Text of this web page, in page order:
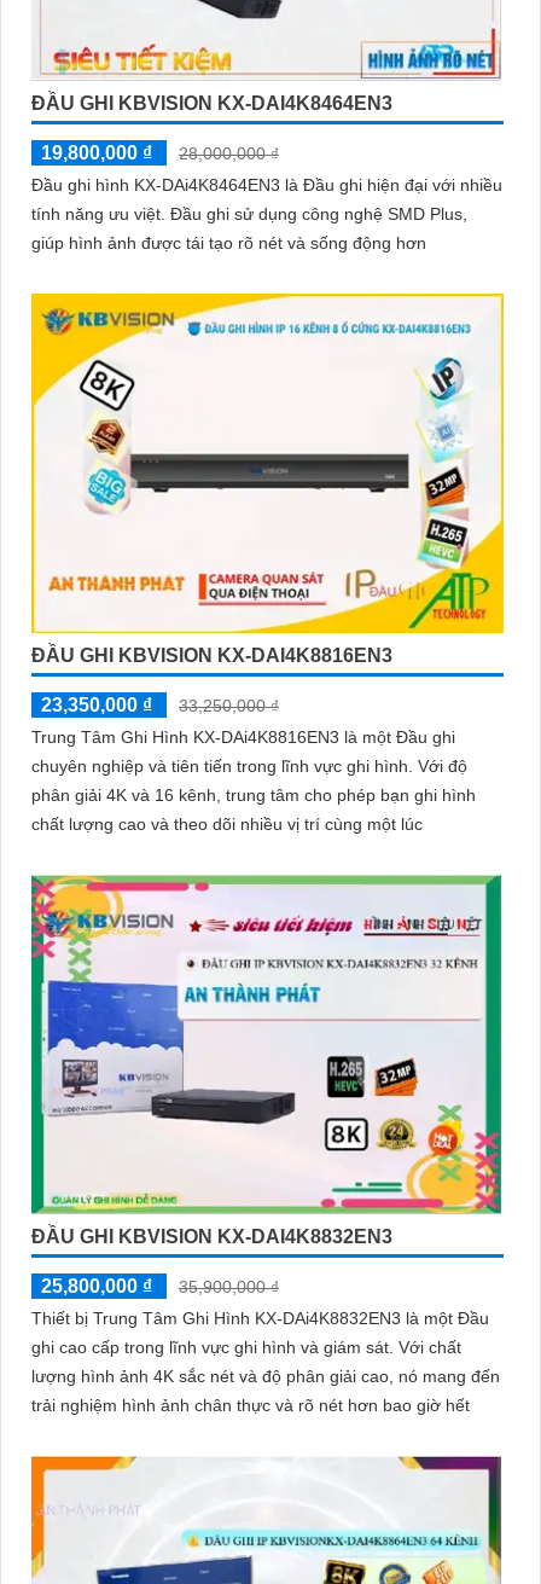
ĐẦU GHI KBVISION KX-DAI4K8464EN3
19,800,000 ₫
28,000,000 ₫
Đầu ghi hình KX-DAi4K8464EN3 là Đầu ghi hiện đại với nhiều
tính năng ưu việt. Đầu ghi sử dụng công nghệ SMD Plus,
giúp hình ảnh được tái tạo rõ nét và sống động hơn
ĐẦU GHI KBVISION KX-DAI4K8816EN3
23,350,000 ₫
33,250,000 ₫
Trung Tâm Ghi Hình KX-DAi4K8816EN3 là một Đầu ghi
chuyên nghiệp và tiên tiến trong lĩnh vực ghi hình. Với độ
phân giải 4K và 16 kênh, trung tâm cho phép bạn ghi hình
chất lượng cao và theo dõi nhiều vị trí cùng một lúc
ĐẦU GHI KBVISION KX-DAI4K8832EN3
25,800,000 ₫
35,900,000 ₫
Thiết bị Trung Tâm Ghi Hình KX-DAi4K8832EN3 là một Đầu
ghi cao cấp trong lĩnh vực ghi hình và giám sát. Với chất
lượng hình ảnh 4K sắc nét và độ phân giải cao, nó mang đến
trải nghiệm hình ảnh chân thực và rõ nét hơn bao giờ hết